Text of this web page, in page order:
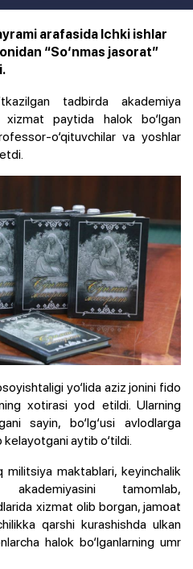
arafasida Ichki ishlar
“So‘nmas jasorat”
tadbirda akademiya
paytida halok bo‘lgan
o‘qituvchilar va yoshlar
yo‘lida aziz jonini fido
xotirasi yod etildi. Ularning
sayin, bo‘lg‘usi avlodlarga
kelayotgani aytib o‘tildi.
maktablari, keyinchalik
tamomlab,
xizmat olib borgan, jamoat
qarshi kurashishda ulkan
halok bo‘lganlarning umr